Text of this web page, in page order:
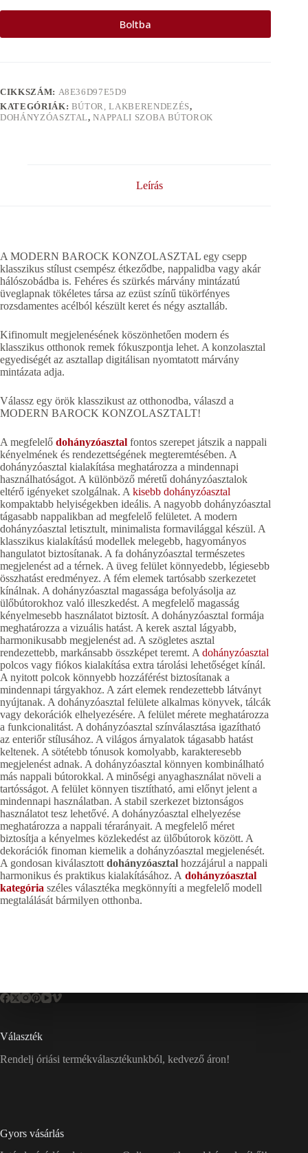
Boltba
CIKKSZÁM: A8E36D97E5D9
KATEGÓRIÁK: BÚTOR, LAKBERENDEZÉS,
DOHÁNYZÓASZTAL,NAPPALI SZOBA BÚTOROK
Leírás
A MODERN BAROCK KONZOLASZTAL egy csepp
klasszikus stílust csempész étkeződbe, nappalidba vagy akár
hálószobádba is. Fehéres és szürkés márvány mintázatú
üveglapnak tökéletes társa az ezüst színű tükörfényes
rozsdamentes acélból készült keret és négy asztalláb.
Kifinomult megjelenésének köszönhetően modern és
klasszikus otthonok remek fókuszpontja lehet. A konzolasztal
egyediségét az asztallap digitálisan nyomtatott márvány
mintázata adja.
Válassz egy örök klasszikust az otthonodba, válaszd a
MODERN BAROCK KONZOLASZTALT!
A megfelelő dohányzóasztal fontos szerepet játszik a nappali
kényelmének és rendezettségének megteremtésében. A
dohányzóasztal kialakítása meghatározza a mindennapi
használhatóságot. A különböző méretű dohányzóasztalok
eltérő igényeket szolgálnak. Akisebb dohányzóasztal
kompaktabb helyiségekben ideális. A nagyobb dohányzóasztal
tágasabb nappalikban ad megfelelő felületet. A modern
dohányzóasztal letisztult, minimalista formavilággal készül. A
klasszikus kialakítású modellek melegebb, hagyományos
hangulatot biztosítanak. A fa dohányzóasztal természetes
megjelenést ad a térnek. A üveg felület könnyedebb, légiesebb
összhatást eredményez. A fém elemek tartósabb szerkezetet
kínálnak. A dohányzóasztal magassága befolyásolja az
ülőbútorokhoz való illeszkedést. A megfelelő magasság
kényelmesebb használatot biztosít. A dohányzóasztal formája
meghatározza a vizuális hatást. A kerek asztal lágyabb,
harmonikusabb megjelenést ad. A szögletes asztal
rendezettebb, markánsabb összképet teremt. Adohányzóasztal
polcos vagy fiókos kialakítása extra tárolási lehetőséget kínál.
A nyitott polcok könnyebb hozzáférést biztosítanak a
mindennapi tárgyakhoz. A zárt elemek rendezettebb látványt
nyújtanak. A dohányzóasztal felülete alkalmas könyvek, tálcák
vagy dekorációk elhelyezésére. A felület mérete meghatározza
a funkcionalitást. A dohányzóasztal színválasztása igazítható
az enteriőr stílusához. A világos árnyalatok tágasabb hatást
keltenek. A sötétebb tónusok komolyabb, karakteresebb
megjelenést adnak. A dohányzóasztal könnyen kombinálható
más nappali bútorokkal. A minőségi anyaghasználat növeli a
tartósságot. A felület könnyen tisztítható, ami előnyt jelent a
mindennapi használatban. A stabil szerkezet biztonságos
használatot tesz lehetővé. A dohányzóasztal elhelyezése
meghatározza a nappali térarányait. A megfelelő méret
biztosítja a kényelmes közlekedést az ülőbútorok között. A
dekorációk finoman kiemelik a dohányzóasztal megjelenését.
A gondosan kiválasztottdohányzóasztal hozzájárul a nappali
harmonikus és praktikus kialakításához. A dohányzóasztal
kategória széles választéka megkönnyíti a megfelelő modell
megtalálását bármilyen otthonba.
Választék
Rendelj óriási termékválasztékunkból, kedvező áron!
Gyors vásárlás